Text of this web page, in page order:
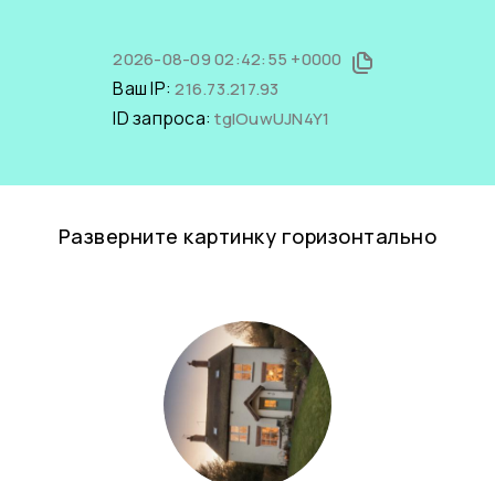
2026-08-09 02:42:55 +0000
Ваш IP:216.73.217.93
ID запроса:tgIOuwUJN4Y1
Разверните картинку горизонтально